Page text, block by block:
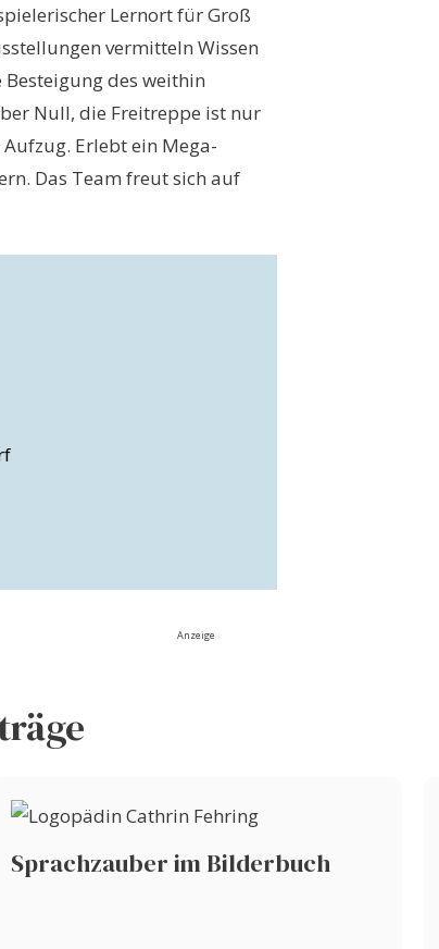
Lernort für Groß
vermitteln Wissen
des weithin
Null, die Freitreppe ist nur
Erlebt ein Mega-
Das Team freut sich auf
Anzeige
Sprachzauber im Bilderbuch